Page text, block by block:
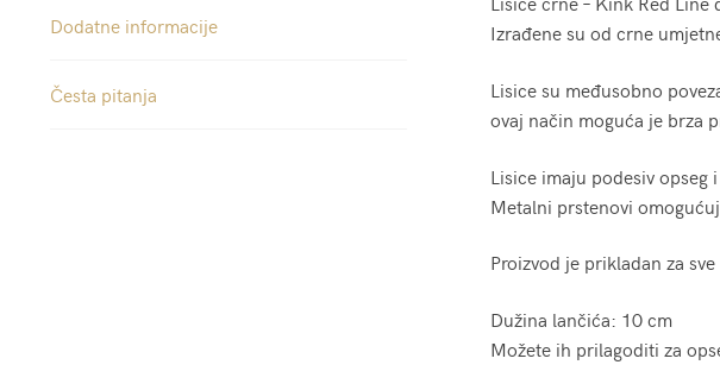
Dodatne informacije
Česta pitanja
Izrađene su od crne
Lisice su međusobno
ovaj način moguća je brza
Lisice imaju podesiv opseg
Metalni prstenovi
Proizvod je prikladan za
Dužina lančića: 10 cm
Možete ih prilagoditi za